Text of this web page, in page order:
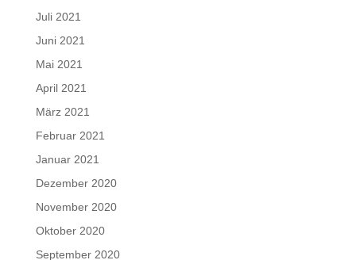
Juli 2021
Juni 2021
Mai 2021
April 2021
März 2021
Februar 2021
Januar 2021
Dezember 2020
November 2020
Oktober 2020
September 2020